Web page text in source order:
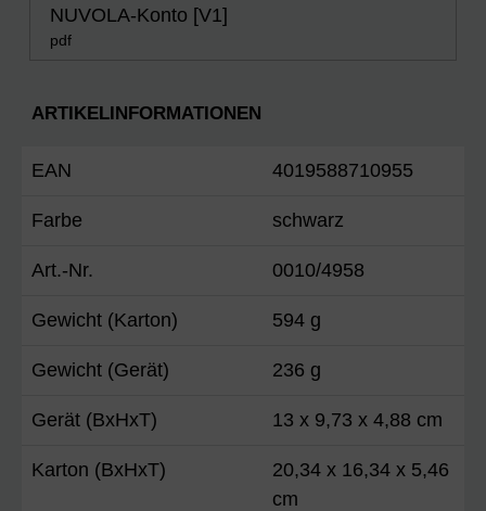
NUVOLA-Konto [V1]
pdf
ARTIKELINFORMATIONEN
EAN 4019588710955
Farbe schwarz
Art.-Nr. 0010/4958
Gewicht (Karton) 594 g
Gewicht (Gerät) 236 g
Gerät (BxHxT) 13 x 9,73 x 4,88 cm
Karton (BxHxT)
20,34 x 16,34 x 5,46
cm